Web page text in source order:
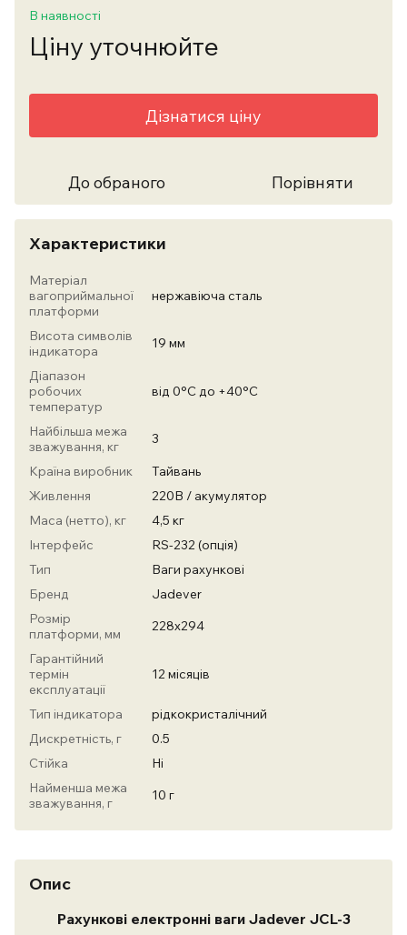
В наявності
Ціну уточнюйте
Дізнатися ціну
До обраного Порівняти
Характеристики
Матеріал
вагоприймальної
платформи
нержавіюча сталь
Висота символів
індикатора
19 мм
Діапазон
робочих
температур
від 0°С до +40°С
Найбільша межа
зважування, кг
3
Країна виробник
Тайвань
Живлення
220В / акумулятор
Маса (нетто), кг
4,5 кг
Інтерфейс
RS-232 (опція)
Тип
Ваги рахункові
Бренд
Jadever
Розмір
платформи, мм
228х294
Гарантійний
термін
експлуатації
12 місяців
Тип індикатора
рідкокристалічний
Дискретність, г
0.5
Стійка
Ні
Найменша межа
зважування, г
10 г
Опис
Рахункові електронні ваги Jadever JCL-3